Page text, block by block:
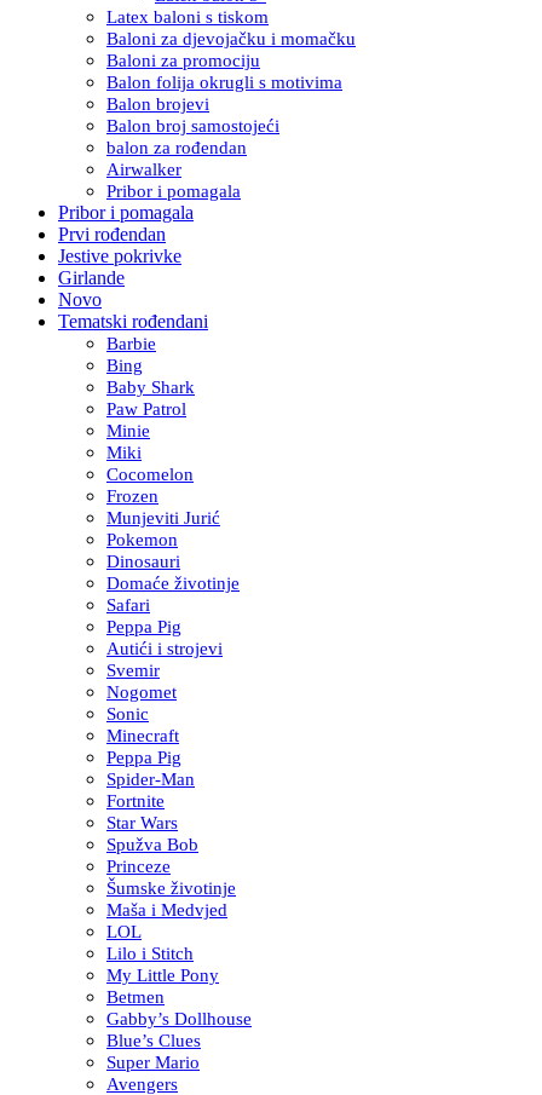
Latex baloni s tiskom
Baloni za djevojačku i momačku
Baloni za promociju
Balon folija okrugli s motivima
Balon brojevi
Balon broj samostojeći
balon za rođendan
Airwalker
Pribor i pomagala
Pribor i pomagala
Prvi rođendan
Jestive pokrivke
Girlande
Novo
Tematski rođendani
Barbie
Bing
Baby Shark
Paw Patrol
Minie
Miki
Cocomelon
Frozen
Munjeviti Jurić
Pokemon
Dinosauri
Domaće životinje
Safari
Peppa Pig
Autići i strojevi
Svemir
Nogomet
Sonic
Minecraft
Peppa Pig
Spider-Man
Fortnite
Star Wars
Spužva Bob
Princeze
Šumske životinje
Maša i Medvjed
LOL
Lilo i Stitch
My Little Pony
Betmen
Gabby’s Dollhouse
Blue’s Clues
Super Mario
Avengers